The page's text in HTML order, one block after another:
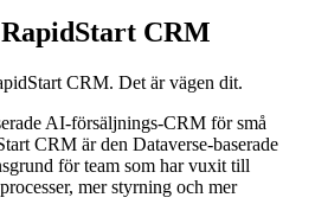
CRM
CRM. Det är vägen dit.
AI-försäljnings-CRM för små
CRM är den Dataverse-baserade
för team som har vuxit till
mer styrning och mer